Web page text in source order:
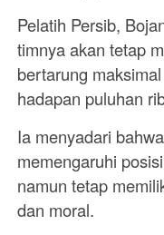
Pelatih Persib,
timnya akan tetap
bertarung
hadapan puluhan
Ia menyadari
memengaruhi
namun tetap
dan moral.